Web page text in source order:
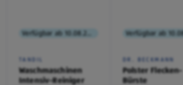
TANDIL
Waschmaschinen
Intensiv-Reiniger
DR. BECKMANN
Polster Flecken-
Bürste